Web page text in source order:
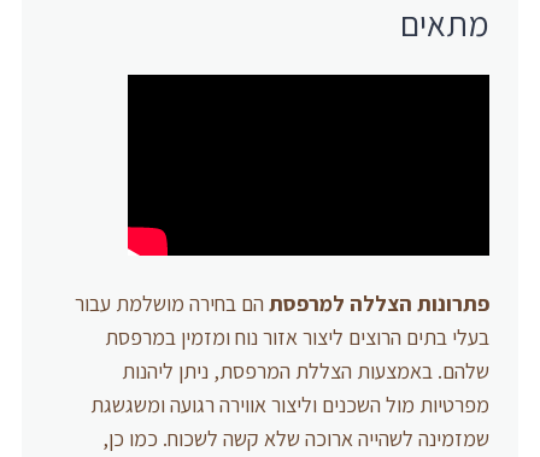
מתאים
פתרונות הצללה למרפסתהם בחירה מושלמת עבור
בעלי בתים הרוצים ליצור אזור נוח ומזמין במרפסת
שלהם. באמצעות הצללת המרפסת, ניתן ליהנות
מפרטיות מול השכנים וליצור אווירה רגועה ומשגשגת
שמזמינה לשהייה ארוכה שלא קשה לשכוח. כמו כן,